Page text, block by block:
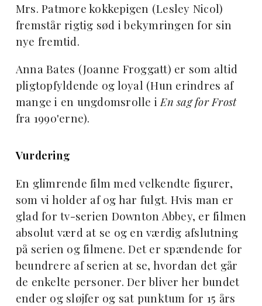
Mrs. Patmore kokkepigen (Lesley Nicol)
fremstår rigtig sød i bekymringen for sin
nye fremtid.
Anna Bates (Joanne Froggatt) er som altid
pligtopfyldende og loyal (Hun erindres af
mange i en ungdomsrolle i En sag for Frost
fra 1990'erne).
Vurdering
En glimrende film med velkendte figurer,
som vi holder af og har fulgt. Hvis man er
glad for tv-serien Downton Abbey, er filmen
absolut værd at se og en værdig afslutning
på serien og filmene. Det er spændende for
beundrere af serien at se, hvordan det går
de enkelte personer. Der bliver her bundet
ender og sløjfer og sat punktum for 15 års